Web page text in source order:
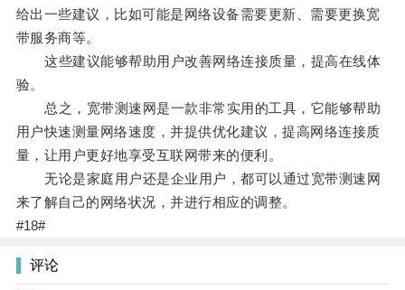
给出一些建议，比如可能是网络设备需要更新、需要更换宽
带服务商等。
这些建议能够帮助用户改善网络连接质量，提高在线体
验。
总之，宽带测速网是一款非常实用的工具，它能够帮助
用户快速测量网络速度，并提供优化建议，提高网络连接质
量，让用户更好地享受互联网带来的便利。
无论是家庭用户还是企业用户，都可以通过宽带测速网
来了解自己的网络状况，并进行相应的调整。
#18#
评论